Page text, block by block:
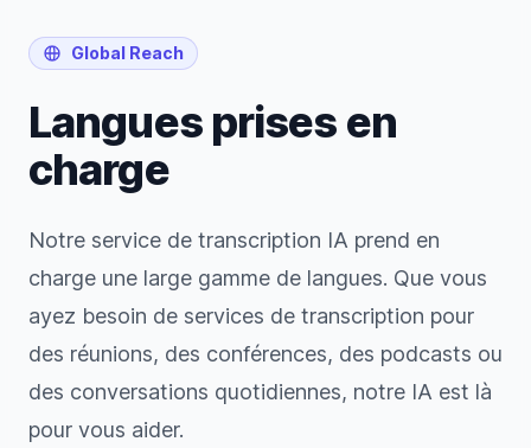
Global Reach
Langues prises en
charge
Notre service de transcription IA prend en
charge une large gamme de langues. Que vous
ayez besoin de services de transcription pour
des réunions, des conférences, des podcasts ou
des conversations quotidiennes, notre IA est là
pour vous aider.